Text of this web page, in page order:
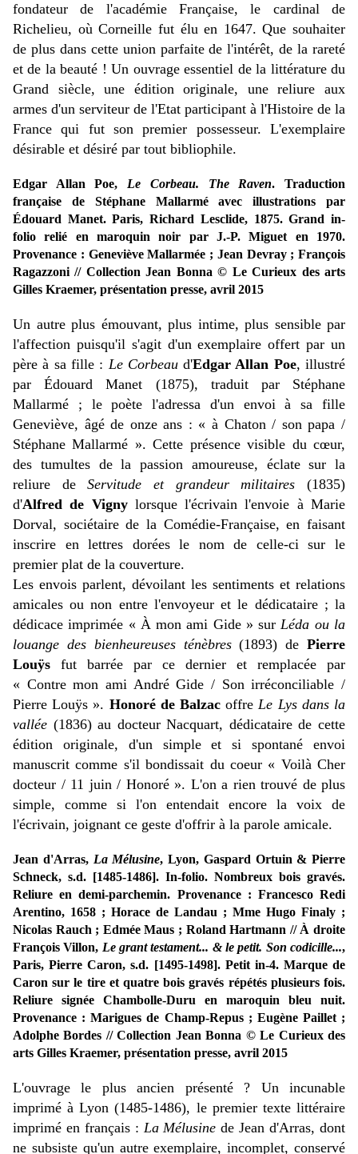
fondateur de l'académie Française, le cardinal de
Richelieu, où Corneille fut élu en 1647. Que souhaiter
de plus dans cette union parfaite de l'intérêt, de la rareté
et de la beauté ! Un ouvrage essentiel de la littérature du
Grand siècle, une édition originale, une reliure aux
armes d'un serviteur de l'Etat participant à l'Histoire de la
France qui fut son premier possesseur. L'exemplaire
désirable et désiré par tout bibliophile.
Edgar Allan Poe, Le Corbeau. The Raven. Traduction
française de Stéphane Mallarmé avec illustrations par
Édouard Manet. Paris, Richard Lesclide, 1875. Grand in-
folio relié en maroquin noir par J.-P. Miguet en 1970.
Provenance : Geneviève Mallarmée ; Jean Devray ; François
Ragazzoni // Collection Jean Bonna © Le Curieux des arts
Gilles Kraemer, présentation presse, avril 2015
Un autre plus émouvant, plus intime, plus sensible par
l'affection puisqu'il s'agit d'un exemplaire offert par un
père à sa fille : Le Corbeaud'Edgar Allan Poe, illustré
par Édouard Manet (1875), traduit par Stéphane
Mallarmé ; le poète l'adressa d'un envoi à sa fille
Geneviève, âgé de onze ans : « à Chaton / son papa /
Stéphane Mallarmé ». Cette présence visible du cœur,
des tumultes de la passion amoureuse, éclate sur la
reliure deServitude et grandeur militaires (1835)
d'Alfred de Vignylorsque l'écrivain l'envoie à Marie
Dorval, sociétaire de la Comédie-Française, en faisant
inscrire en lettres dorées le nom de celle-ci sur le
premier plat de la couverture.
Les envois parlent, dévoilant les sentiments et relations
amicales ou non entre l'envoyeur et le dédicataire ; la
dédicace imprimée « Àmon ami Gide » surLéda ou la
louange des bienheureuses ténèbres(1893) de Pierre
Louÿs fut barrée par ce dernier et remplacée par
« Contre mon ami André Gide / Son irréconciliable /
Pierre Louÿs ». Honoré de Balzac offreLe Lys dans la
vallée (1836) au docteur Nacquart, dédicataire de cette
édition originale, d'un simple et si spontané envoi
manuscrit comme s'il bondissait du coeur « Voilà Cher
docteur / 11 juin / Honoré ». L'on a rien trouvé de plus
simple, comme si l'on entendait encore la voix de
l'écrivain, joignant ce geste d'offrir à la parole amicale.
Jean d'Arras, La Mélusine, Lyon, Gaspard Ortuin & Pierre
Schneck, s.d. [1485-1486]. In-folio. Nombreux bois gravés.
Reliure en demi-parchemin. Provenance : Francesco Redi
Arentino, 1658 ; Horace de Landau ; Mme Hugo Finaly ;
Nicolas Rauch ; Edmée Maus ; Roland Hartmann // À droite
François Villon, Le grant testament... & le petit. Son codicille...,
Paris, Pierre Caron, s.d. [1495-1498]. Petit in-4. Marque de
Caron sur le tire et quatre bois gravés répétés plusieurs fois.
Reliure signée Chambolle-Duru en maroquin bleu nuit.
Provenance : Marigues de Champ-Repus ; Eugène Paillet ;
Adolphe Bordes // Collection Jean Bonna © Le Curieux des
arts Gilles Kraemer, présentation presse, avril 2015
L'ouvrage le plus ancien présenté ? Un incunable
imprimé à Lyon (1485-1486), le premier texte littéraire
imprimé en français : La Mélusine de Jean d'Arras, dont
ne subsiste qu'un autre exemplaire, incomplet, conservé